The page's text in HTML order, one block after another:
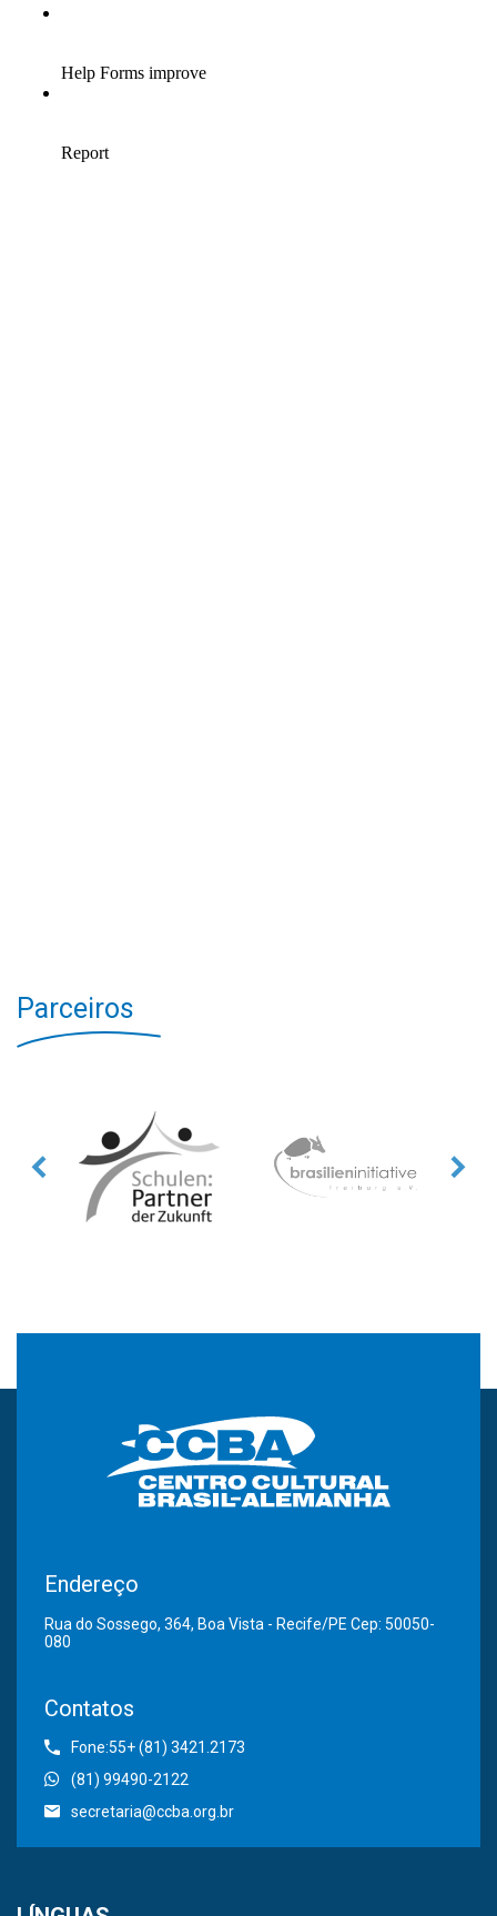
Parceiros
Endereço
Rua do Sossego, 364, Boa Vista - Recife/PE Cep: 50050-
080
Contatos
Fone:55+ (81) 3421.2173
(81) 99490-2122
secretaria@ccba.org.br